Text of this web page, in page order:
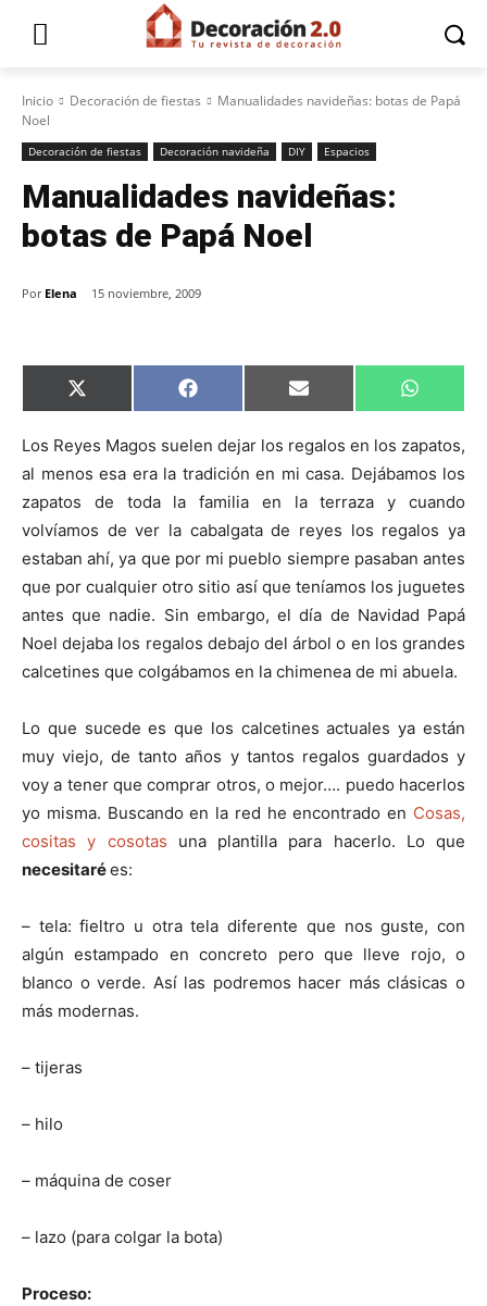
Inicio Decoración de fiestas
Manualidades navideñas: botas de Papá
Noel
Decoración de fiestas Decoración navideña DIY Espacios
Manualidades navideñas:
botas de Papá Noel
Por Elena 15 noviembre, 2009
C
o
p
r
r
e
n
X
(
w
t
e
r
)
C
o
p
r
t
r
e
n
F
a
e
o
o
k
C
o
p
a
r
i
r
e
n
E
m
i
l
C
o
p
a
r
i
r
e
n
W
h
t
s
A
p
p
Los Reyes Magos suelen dejar los regalos en los zapatos,
al menos esa era la tradición en mi casa. Dejábamos los
zapatos de toda la familia en la terraza y cuando
volvíamos de ver la cabalgata de reyes los regalos ya
estaban ahí, ya que por mi pueblo siempre pasaban antes
que por cualquier otro sitio así que teníamos los juguetes
antes que nadie. Sin embargo, el día de Navidad Papá
Noel dejaba los regalos debajo del árbol o en los grandes
calcetines que colgábamos en la chimenea de mi abuela.
Lo que sucede es que los calcetines actuales ya están
muy viejo, de tanto años y tantos regalos guardados y
voy a tener que comprar otros, o mejor…. puedo hacerlos
yo misma. Buscando en la red he encontrado en Cosas,
cositas y cosotas una plantilla para hacerlo. Lo que
necesitarées:
– tela: fieltro u otra tela diferente que nos guste, con
algún estampado en concreto pero que lleve rojo, o
blanco o verde. Así las podremos hacer más clásicas o
más modernas.
– tijeras
– hilo
– máquina de coser
– lazo (para colgar la bota)
Proceso: